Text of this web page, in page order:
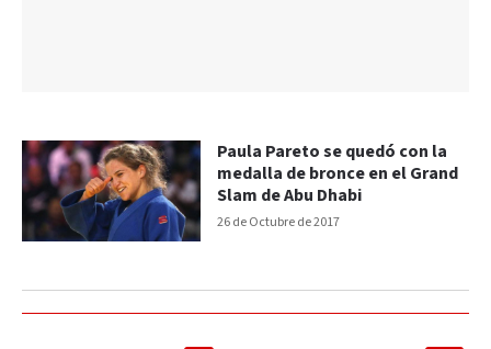
26 de Octubre de 2017
Paula Pareto se quedó con la
medalla de bronce en el Grand
Slam de Abu Dhabi